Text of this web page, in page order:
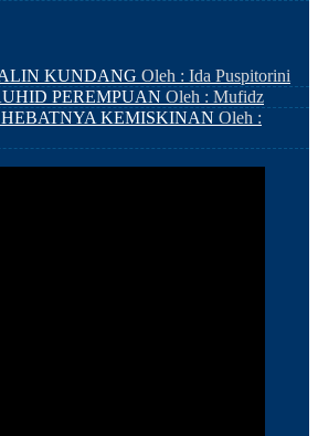
KUNDANG Oleh : Ida Puspitorini
PEREMPUAN Oleh : Mufidz
HEBATNYA KEMISKINAN Oleh :